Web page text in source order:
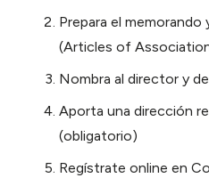
Prepara el
(Articles of
Nombra al director y
Aporta una dirección
(obligatorio)
Regístrate online en